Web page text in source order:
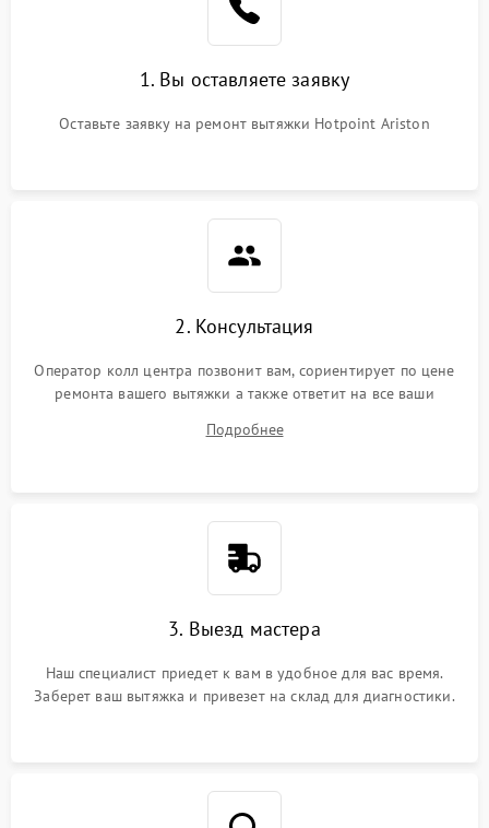
1. Вы оставляете заявку
Оставьте заявку на ремонт вытяжки Hotpoint Ariston
2. Консультация
Оператор колл центра позвонит вам, сориентирует по цене
ремонта вашего вытяжки а также ответит на все ваши
Подробнее
3. Выезд мастера
Наш специалист приедет к вам в удобное для вас время.
Заберет ваш вытяжка и привезет на склад для диагностики.